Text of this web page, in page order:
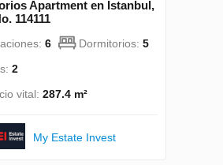
Apartment en Istanbul,
114111
6 Dormitorios: 5
2
vital: 287.4 m²
My Estate Invest